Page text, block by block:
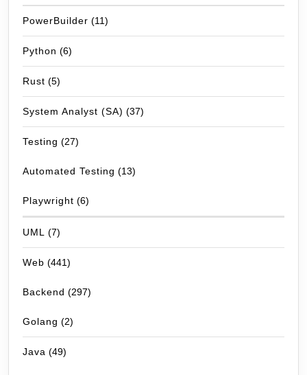
PowerBuilder (11)
Python (6)
Rust (5)
System Analyst (SA) (37)
Testing (27)
Automated Testing (13)
Playwright (6)
UML (7)
Web (441)
Backend (297)
Golang (2)
Java (49)